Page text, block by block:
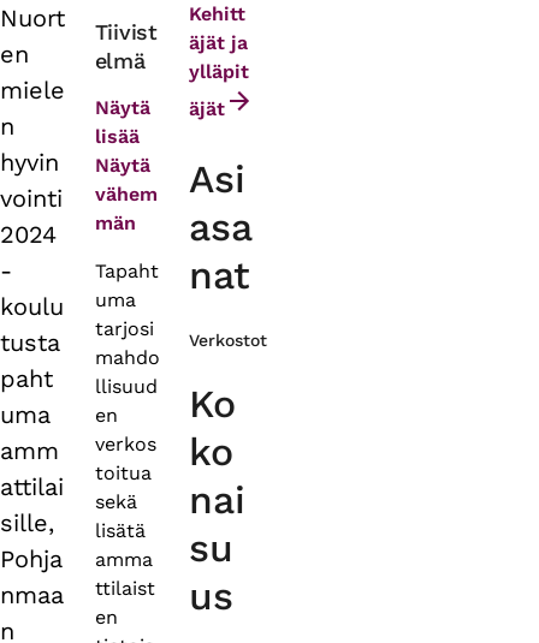
Primary
tabs
Nuort
en
miele
n
hyvin
vointi
2024
-
koulu
tusta
paht
uma
amm
attilai
sille,
Pohja
nmaa
n
Tiivist
elmä
Näytä
lisää
Näytä
vähem
män
Tapaht
uma
tarjosi
mahdo
llisuud
en
verkos
toitua
sekä
lisätä
amma
ttilaist
en
Kehitt
äjät ja
ylläpit
äjät
Asi
asa
nat
Verkostot
Ko
ko
nai
su
us